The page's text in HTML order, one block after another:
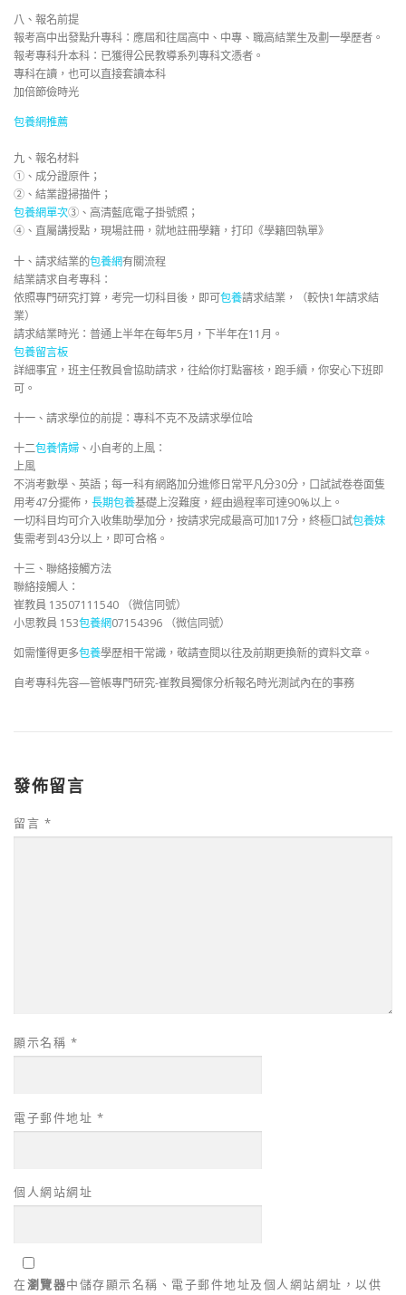
八、報名前提
報考高中出發點升專科：應屆和往屆高中、中專、職高結業生及劃一學歷者。
報考專科升本科：已獲得公民教導系列專科文憑者。
專科在讀，也可以直接套讀本科
加倍節儉時光
包養網推薦
九、報名材料
①、成分證原件；
②、結業證掃描件；
包養網單次③、高清藍底電子掛號照；
④、直屬講授點，現場註冊，就地註冊學籍，打印《學籍回執單》
十、請求結業的包養網有關流程
結業請求自考專科：
依照專門研究打算，考完一切科目後，即可包養請求結業，（較快1年請求結
業）
請求結業時光：普通上半年在每年5月，下半年在11月。
包養留言板
詳細事宜，班主任教員會協助請求，往給你打點審核，跑手續，你安心下班即
可。
十一、請求學位的前提：專科不克不及請求學位哈
十二包養情婦 、小自考的上風：
上風
不消考數學、英語；每一科有網路加分進修日常平凡分30分，口試試卷卷面隻
用考47分擺佈， 長期包養基礎上沒難度，經由過程率可達90%以上。
一切科目均可介入收集助學加分，按請求完成最高可加17分，終極口試包養妹
隻需考到43分以上，即可合格。
十三、聯絡接觸方法
聯絡接觸人：
崔教員 13507111540 （微信同號）
小思教員 153包養網07154396 （微信同號）
如需懂得更多包養學歷相干常識，敬請查閱以往及前期更換新的資料文章。
自考專科先容—管帳專門研究-崔教員獨傢分析報名時光測試內在的事務
發佈留言
留言 *
顯示名稱 *
電子郵件地址 *
個人網站網址
在瀏覽器中儲存顯示名稱、電子郵件地址及個人網站網址，以供